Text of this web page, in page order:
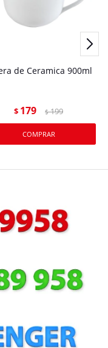
de Ceramica 900ml
$ 179 $ 199